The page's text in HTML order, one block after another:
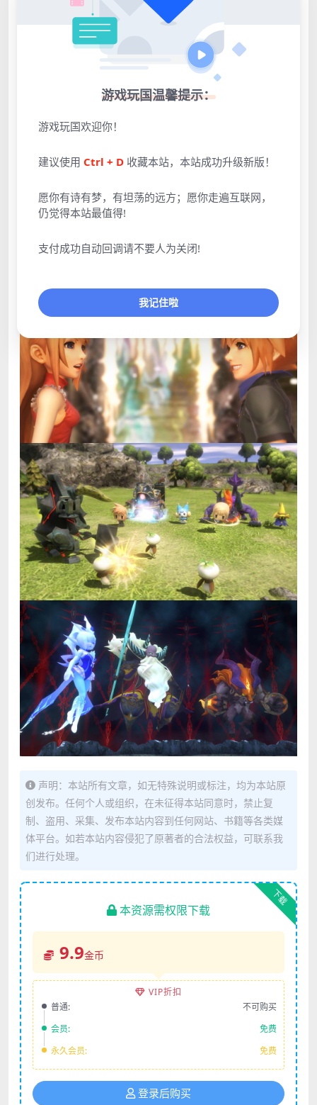
声明：本站所有文章，如无特殊说明或标注，均为本站原
创发布。任何个人或组织，在未征得本站同意时，禁止复
制、盗用、采集、发布本站内容到任何网站、书籍等各类媒
体平台。如若本站内容侵犯了原著者的合法权益，可联系我
们进行处理。
下载
本资源需权限下载
9.9金币
VIP折扣
普通:
不可购买
会员:
免费
永久会员:
免费
登录后购买
游戏玩国温馨提示：
游戏玩国欢迎你！
建议使用 Ctrl + D 收藏本站，本站成功升级新版！
愿你有诗有梦，有坦荡的远方；愿你走遍互联网，
仍觉得本站最值得!
支付成功自动回调请不要人为关闭!
我记住啦